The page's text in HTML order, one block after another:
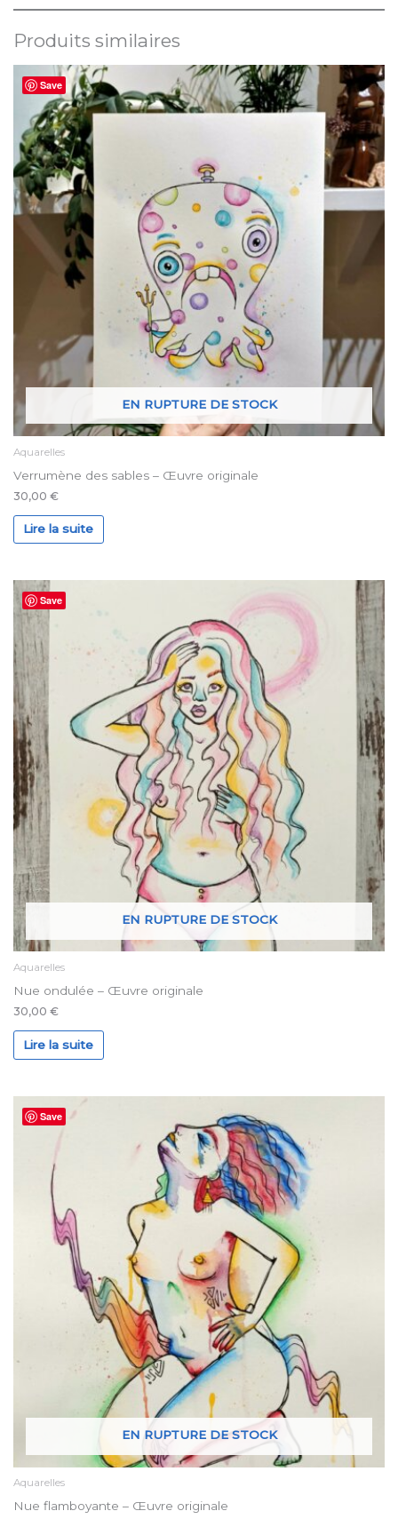
Produits similaires
Save
EN RUPTURE DE STOCK
Aquarelles
Verrumène des sables – Œuvre originale
30,00 €
Lire la suite
Save
EN RUPTURE DE STOCK
Aquarelles
Nue ondulée – Œuvre originale
30,00 €
Lire la suite
Save
EN RUPTURE DE STOCK
Aquarelles
Nue flamboyante – Œuvre originale